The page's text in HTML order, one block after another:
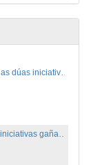
Testemuñas das dúas iniciativas gañadoras dos premios Incuvi-Avanza 2017